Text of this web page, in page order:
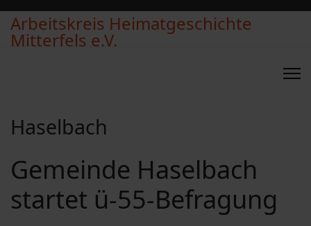
Arbeitskreis Heimatgeschichte
Mitterfels e.V.
Haselbach
Gemeinde Haselbach
startet ü-55-Befragung